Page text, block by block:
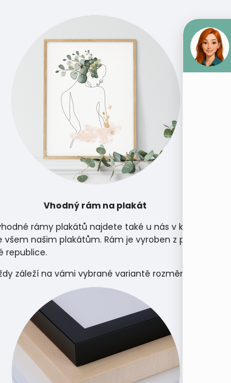
Vhodný rám na plakát
rámy plakátů najdete také u nás v kategorii
našim plakátům. Rám je vyroben z přírodního
republice.
záleží na vámi vybrané variantě rozměru.